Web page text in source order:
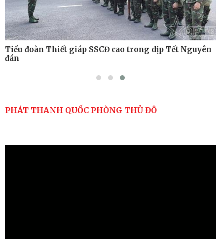
Tiểu đoàn Thiết giáp SSCĐ cao trong dịp Tết Nguyên
đán
PHÁT THANH QUỐC PHÒNG THỦ ĐÔ